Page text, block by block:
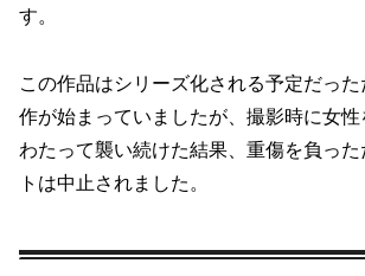
す。
この作品はシリーズ化される予定だった
作が始まっていましたが、撮影時に女性
わたって襲い続けた結果、重傷を負っ
トは中止されました。